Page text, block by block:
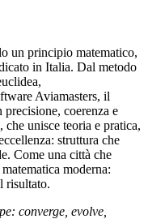
un principio matematico,
in Italia. Dal metodo
Aviamasters, il
coerenza e
unisce teoria e pratica,
struttura che
Come una città che
moderna:
risultato.
converge, evolve,